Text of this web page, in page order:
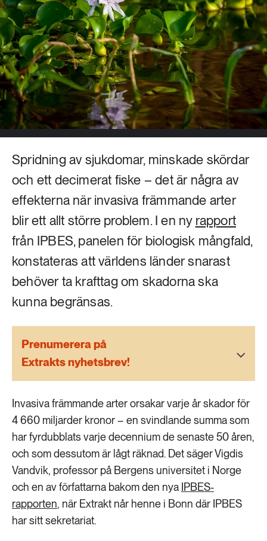
Mat & jordbruk
Skog
Social hållbarhet
Transport
Vatten
252 ARTIKLAR
Landsbygd
939 ARTIKLAR
Livsstil & konsumtion
612 ARTIKLAR
Mat & jordbruk
262 ARTIKLAR
Skog
360 ARTIKLAR
Social hållbarhet
Transport
Spridning av sjukdomar, minskade skördar
och ett decimerat fiske – det är några av
effekterna när invasiva främmande arter
blir ett allt större problem. I en ny rapport
från IPBES, panelen för biologisk mångfald,
konstateras att världens länder snarast
behöver ta krafttag om skadorna ska
kunna begränsas.
Prenumerera på
Extrakts nyhetsbrev!
Invasiva främmande arter orsakar varje år skador för
4 660 miljarder kronor – en svindlande summa som
har fyrdubblats varje decennium de senaste 50 åren,
och som dessutom är lågt räknad. Det säger Vigdis
Vandvik, professor på Bergens universitet i Norge
och en av författarna bakom den nya IPBES-
rapporten, när Extrakt når henne i Bonn där IPBES
har sitt sekretariat.